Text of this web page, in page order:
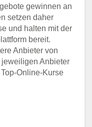
gewinnen an
setzen daher
und halten mit der
bereit.
Anbieter von
Anbieter
Online-Kurse